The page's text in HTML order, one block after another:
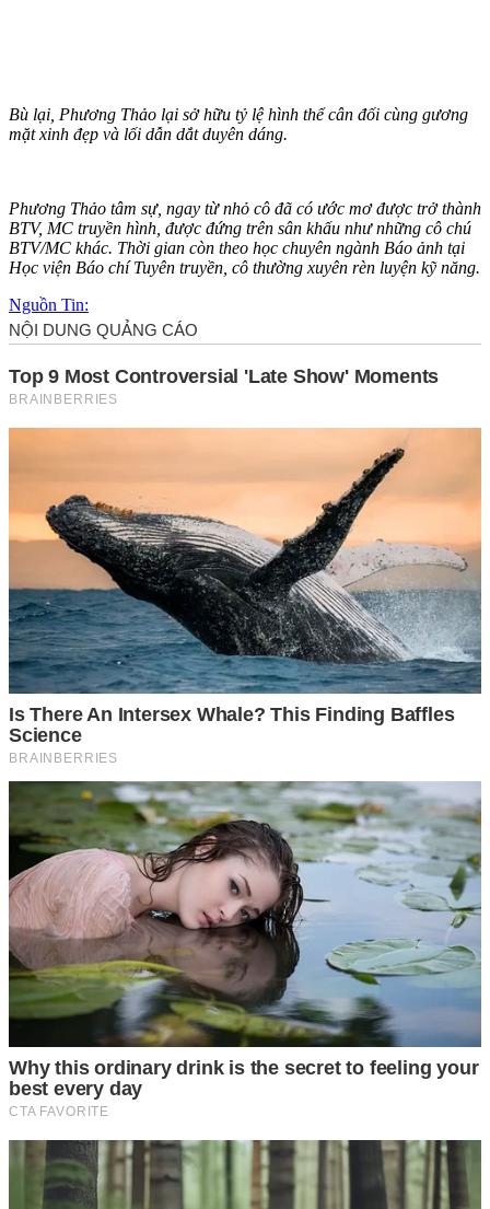
Bù lại, Phương Thảo lại sở hữu tỷ lệ hình thể cân đối cùng gương
mặt xinh đẹp và lối dẫn dắt duyên dáng.
Phương Thảo tâm sự, ngay từ nhỏ cô đã có ước mơ được trở thành
BTV, MC truyền hình, được đứng trên sân khấu như những cô chú
BTV/MC khác. Thời gian còn theo học chuyên ngành Báo ảnh tại
Học viện Báo chí Tuyên truyền, cô thường xuyên rèn luyện kỹ năng.
Nguồn Tin: